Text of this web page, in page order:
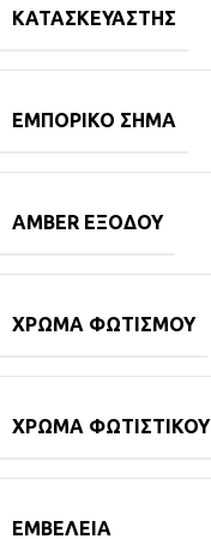
ΚΑΤΑΣΚΕΥΑΣΤΉΣ
ΕΜΠΟΡΙΚΌ ΣΉΜΑ
AMBER ΕΞΌΔΟΥ
ΧΡΏΜΑ ΦΩΤΙΣΜΟΎ
ΧΡΏΜΑ ΦΩΤΙΣΤΙΚΟΎ
ΕΜΒΈΛΕΙΑ